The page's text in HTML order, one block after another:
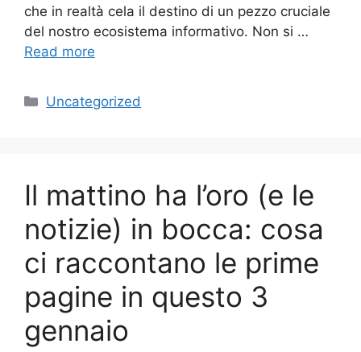
che in realtà cela il destino di un pezzo cruciale
del nostro ecosistema informativo. Non si …
Read more
Categories
Uncategorized
Il mattino ha l’oro (e le
notizie) in bocca: cosa
ci raccontano le prime
pagine in questo 3
gennaio